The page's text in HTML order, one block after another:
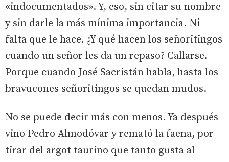
«indocumentados». Y, eso, sin citar su nombre
y sin darle la más mínima importancia. Ni
falta que le hace. ¿Y qué hacen los señoritingos
cuando un señor les da un repaso? Callarse.
Porque cuando José Sacristán habla, hasta los
bravucones señoritingos se quedan mudos.
No se puede decir más con menos. Ya después
vino Pedro Almodóvar y remató la faena, por
tirar del argot taurino que tanto gusta al